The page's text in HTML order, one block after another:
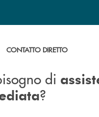
di assistenza
CONTATTO DIRETTO
di
?